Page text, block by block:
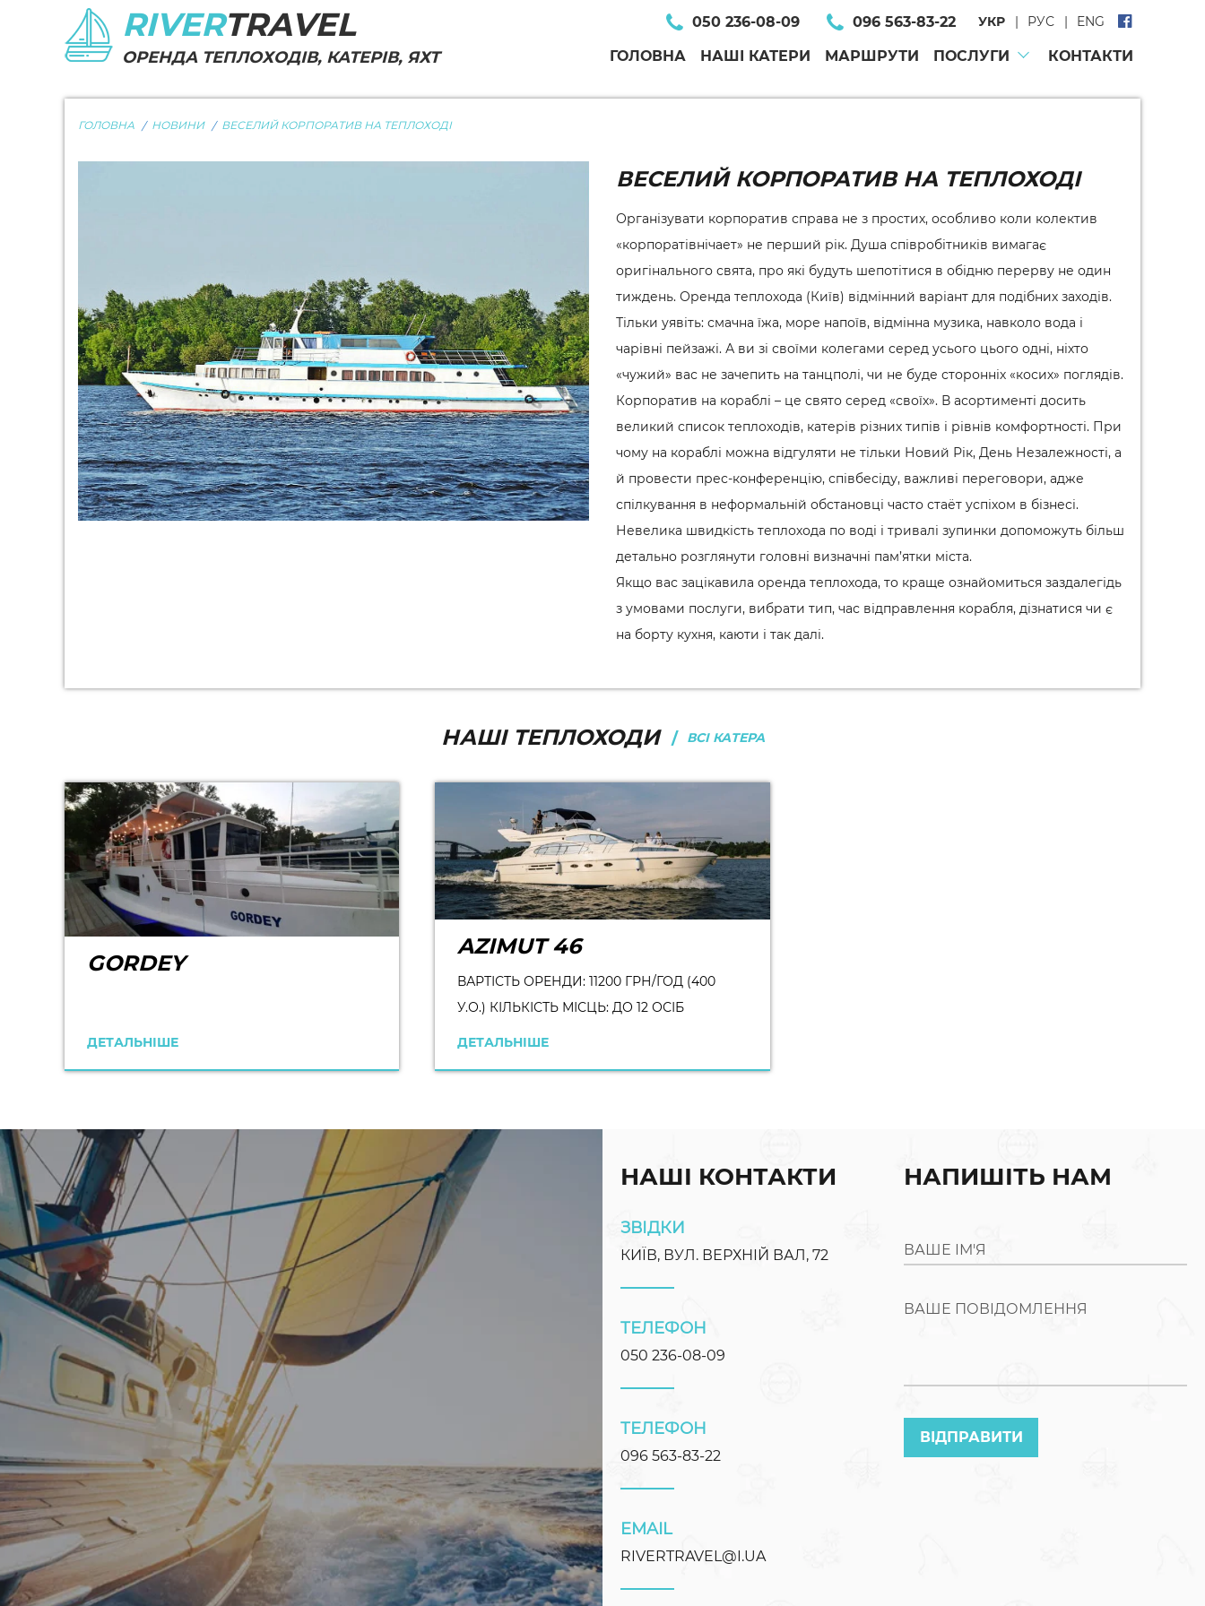
RIVERTRAVEL
ОРЕНДА ТЕПЛОХОДІВ, КАТЕРІВ, ЯХТ
050 236-08-09 096 563-83-22 УКР РУС ENG
ГОЛОВНА НАШІ КАТЕРИ МАРШРУТИ ПОСЛУГИ КОНТАКТИ
ГОЛОВНА НОВИНИ ВЕСЕЛИЙ КОРПОРАТИВ НА ТЕПЛОХОДІ
ВЕСЕЛИЙ КОРПОРАТИВ НА ТЕПЛОХОДІ
Організувати корпоратив справа не з простих, особливо коли колектив
«корпоратівнічает» не перший рік. Душа співробітників вимагає
оригінального свята, про які будуть шепотітися в обідню перерву не один
тиждень. Оренда теплохода (Київ) відмінний варіант для подібних заходів.
Тільки уявіть: смачна їжа, море напоїв, відмінна музика, навколо вода і
чарівні пейзажі. А ви зі своїми колегами серед усього цього одні, ніхто
«чужий» вас не зачепить на танцполі, чи не буде сторонніх «косих» поглядів.
Корпоратив на кораблі – це свято серед «своїх». В асортименті досить
великий список теплоходів, катерів різних типів і рівнів комфортності. При
чому на кораблі можна відгуляти не тільки Новий Рік, День Незалежності, а
й провести прес-конференцію, співбесіду, важливі переговори, адже
спілкування в неформальній обстановці часто стаёт успіхом в бізнесі.
Невелика швидкість теплохода по воді і тривалі зупинки допоможуть більш
детально розглянути головні визначні пам’ятки міста.
Якщо вас зацікавила оренда теплохода, то краще ознайомиться заздалегідь
з умовами послуги, вибрати тип, час відправлення корабля, дізнатися чи є
на борту кухня, каюти і так далі.
НАШІ ТЕПЛОХОДИ ВСІ КАТЕРА
GORDEY
ДЕТАЛЬНІШЕ
AZIMUT 46
ВАРТІСТЬ ОРЕНДИ: 11200 ГРН/ГОД (400
У.О.) КІЛЬКІСТЬ МІСЦЬ: ДО 12 ОСІБ
ДЕТАЛЬНІШЕ
НАШІ КОНТАКТИ
ЗВІДКИ
КИЇВ, ВУЛ. ВЕРХНІЙ ВАЛ, 72
ТЕЛЕФОН
050 236-08-09
ТЕЛЕФОН
096 563-83-22
EMAIL
RIVERTRAVEL@I.UA
НАПИШІТЬ НАМ
ВАШЕ ІМ'Я
ВАШЕ ПОВІДОМЛЕННЯ
ВІДПРАВИТИ